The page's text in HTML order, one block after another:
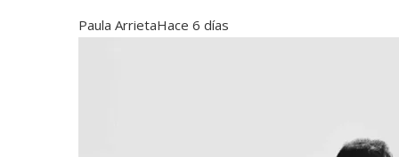
Paula ArrietaHace 6 días